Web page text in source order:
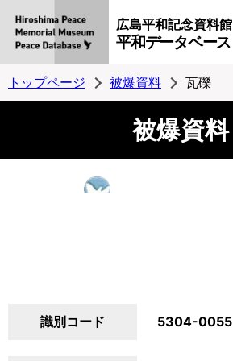
広島平和記念資料館
平和データベース
トップページ 被爆資料 瓦礫
被爆資料
識別コード 5304-0055